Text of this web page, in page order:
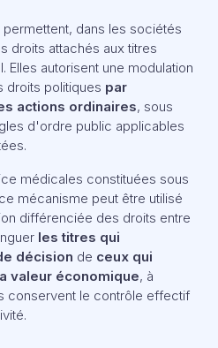
dans les sociétés
droits attachés aux titres
Elles autorisent une modulation
droits politiques par
actions ordinaires, sous
d'ordre public applicables
médicales constituées sous
mécanisme peut être utilisé
différenciée des droits entre
les titres qui
décision de ceux qui
valeur économique, à
conservent le contrôle effectif